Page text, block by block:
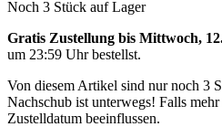
Noch 3 Stück auf Lager
Gratis Zustellung bis Mittwoch,
um 23:59 Uhrbestellst.
Von diesem Artikel sind nur noch 3
Nachschub ist unterwegs! Falls
Zustelldatum beeinflussen.